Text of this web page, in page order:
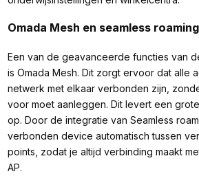
Omada Mesh en seamless roaming
Een van de geavanceerde functies van
is Omada Mesh. Dit zorgt ervoor dat alle
netwerk met elkaar verbonden zijn,
voor moet aanleggen. Dit levert een
op. Door de integratie van Seamless
verbonden device automatisch tussen
points, zodat je altijd verbinding maakt
AP.